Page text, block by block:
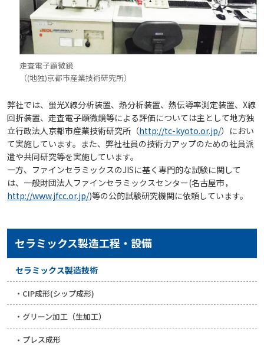
走査電子顕微鏡
（(地独)京都市産業技術研究所）
弊社では、蛍光X線分析装置、熱分析装置、熱伝導率測定装置、X線
回折装置、走査電子顕微鏡等による評価については主として地方独
立行政法人京都市産業技術研究所（http://tc-kyoto.or.jp/）におい
て実施しています。また、弊社社員の技術力アップのための社員派
遣や共同研究等を実施しています。
一方、ファインセラミックスのJISに基く専門的な試験に関して
は、一般財団法人ファインセラミックスセンター(名古屋市，
http://www.jfcc.or.jp/)等の公的試験研究機関に依頼しています。
セラミックス製造工程・設備
セラミックス製造技術
CIP成形(シップ成形)
グリーン加工（生加工）
プレス成形